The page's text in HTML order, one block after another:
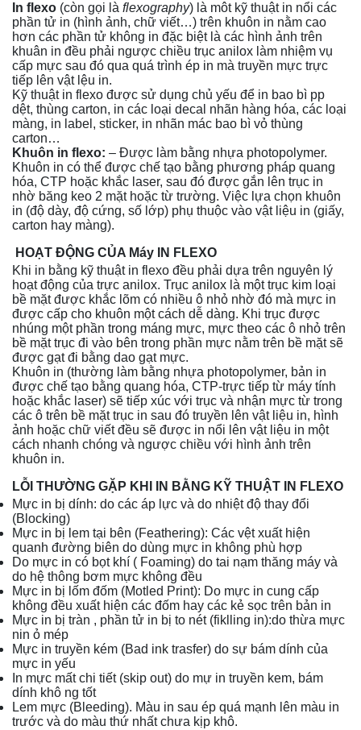
In flexo (còn gọi là flexography) là môt kỹ thuật in nổi các
phần tử in (hình ảnh, chữ viết…) trên khuôn in nằm cao
hơn các phần tử không in đặc biệt là các hình ảnh trên
khuân in đều phải ngược chiều trục anilox làm nhiệm vụ
cấp mực sau đó qua quá trình ép in mà truyền mực trực
tiếp lên vật lệu in.
Kỹ thuật in flexo được sử dụng chủ yếu để in bao bì pp
dệt, thùng carton, in các loại decal nhãn hàng hóa, các loại
màng, in label, sticker, in nhãn mác bao bì vỏ thùng
carton…
Khuôn in flexo: – Được làm bằng nhựa photopolymer.
Khuôn in có thể được chế tạo bằng phương pháp quang
hóa, CTP hoặc khắc laser, sau đó được gắn lên trục in
nhờ băng keo 2 mặt hoặc từ trường. Việc lựa chọn khuôn
in (độ dày, độ cứng, số lớp) phụ thuộc vào vật liệu in (giấy,
carton hay màng).
HOẠT ĐỘNG CỦA Máy IN FLEXO
Khi in bằng kỹ thuật in flexo đều phải dựa trên nguyên lý
hoạt động của trực anilox. Trục anilox là một trục kim loại
bề mặt được khắc lõm có nhiều ô nhỏ nhờ đó mà mực in
được cấp cho khuôn một cách dễ dàng. Khi trục được
nhúng một phần trong máng mực, mực theo các ô nhỏ trên
bề mặt trục đi vào bên trong phần mực nằm trên bề mặt sẽ
được gạt đi bằng dao gạt mực.
Khuôn in (thường làm bằng nhựa photopolymer, bản in
được chế tạo bằng quang hóa, CTP-trực tiếp từ máy tính
hoặc khắc laser) sẽ tiếp xúc với trục và nhận mực từ trong
các ô trên bề mặt trục in sau đó truyền lên vật liệu in, hình
ảnh hoặc chữ viết đều sẽ được in nổi lên vật liệu in một
cách nhanh chóng và ngược chiều với hình ảnh trên
khuôn in.
LỖI THƯỜNG GẶP KHI IN BẰNG KỸ THUẬT IN FLEXO
Mực in bị dính: do các áp lực và do nhiệt độ thay đổi
(Blocking)
Mực in bị lem tại bên (Feathering): Các vệt xuất hiện
quanh đường biên do dùng mực in không phù hợp
Do mực in có bọt khí ( Foaming) do tai nạm thăng máy và
do hệ thông bơm mực không đều
Mực in bị lốm đốm (Motled Print): Do mực in cung cấp
không đều xuất hiện các đốm hay các kẻ sọc trên bản in
Mực in bị tràn , phần tử in bị to nét (fiklling in):do thừa mực
nin ỏ mép
Mực in truyền kém (Bad ink trasfer) do sự bám dính của
mực in yếu
In mực mất chi tiết (skip out) do mự in truyền kem, bám
dính khô ng tốt
Lem mực (Bleeding). Màu in sau ép quá mạnh lên màu in
trước và do màu thứ nhất chưa kịp khô.